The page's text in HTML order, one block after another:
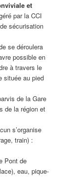
et
par la CCI
sécurisation
se déroulera
possible en
à travers le
située au pied
de la Gare
de la région et
s’organise
train) :
Pont de
eau, pique-